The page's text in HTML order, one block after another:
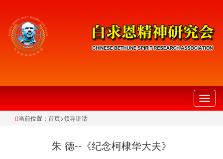
切
换
当前位置： 首页>领导讲话
朱 德--《纪念柯棣华大夫》